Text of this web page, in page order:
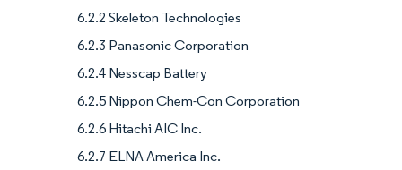
6.2.2 Skeleton Technologies
6.2.3 Panasonic Corporation
6.2.4 Nesscap Battery
6.2.5 Nippon Chem-Con Corporation
6.2.6 Hitachi AIC Inc.
6.2.7 ELNA America Inc.